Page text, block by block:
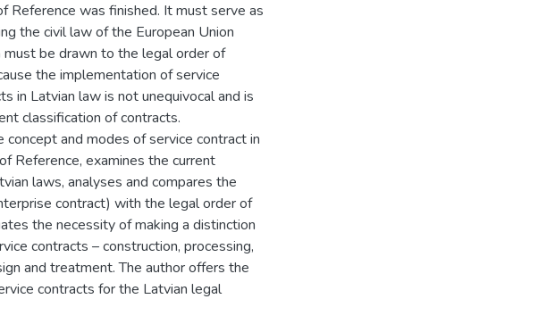
Reference was finished. It must serve as
the civil law of the European Union
be drawn to the legal order of
the implementation of service
in Latvian law is not unequivocal and is
classification of contracts.
and modes of service contract in
Reference, examines the current
laws, analyses and compares the
contract) with the legal order of
the necessity of making a distinction
contracts – construction, processing,
and treatment. The author offers the
contracts for the Latvian legal